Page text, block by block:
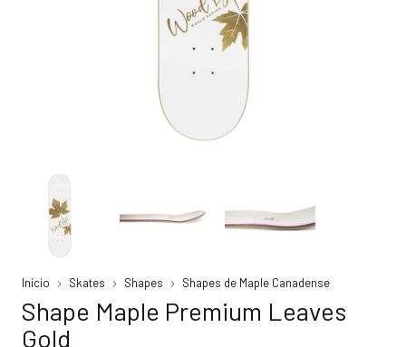
Início Skates Shapes Shapes de Maple Canadense
Shape Maple Premium Leaves
Gold